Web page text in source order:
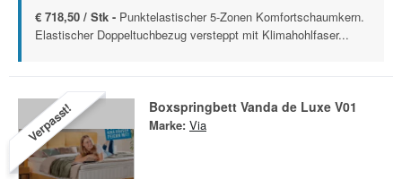
€ 718,50 / Stk - Punktelastischer 5-Zonen Komfortschaumkern.
Elastischer Doppeltuchbezug versteppt mit Klimahohlfaser...
Verpasst! Boxspringbett Vanda de Luxe V01
Marke: Via